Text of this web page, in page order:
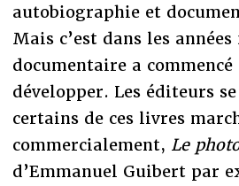
autobiographie et
Mais c’est dans les
documentaire a
développer. Les éditeurs
certains de ces livres
commercialement, Le
d’Emmanuel Guibert par